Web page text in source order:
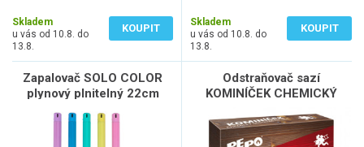
Skladem
u vás od 10.8. do
13.8.
KOUPIT
Skladem
u vás od 10.8. do
13.8.
KOUPIT
Zapalovač SOLO COLOR
plynový plnitelný 22cm
Odstraňovač sazí
KOMINÍČEK CHEMICKÝ